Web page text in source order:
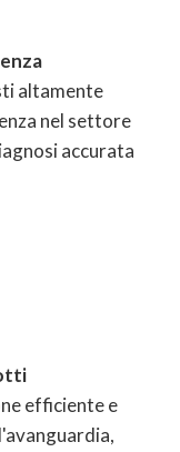
altamente
nel settore
accurata
efficiente e